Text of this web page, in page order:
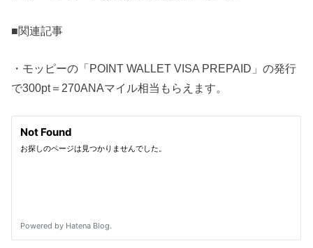
■関連記事
・モッピーの「POINT WALLET VISA PREPAID」の発行
で300pt＝270ANAマイル相当もらえます。